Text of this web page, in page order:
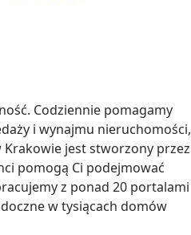
Codziennie pomagamy
i wynajmu nieruchomości,
Krakowie jest stworzony przez
pomogą Ci podejmować
z ponad 20 portalami
w tysiącach domów